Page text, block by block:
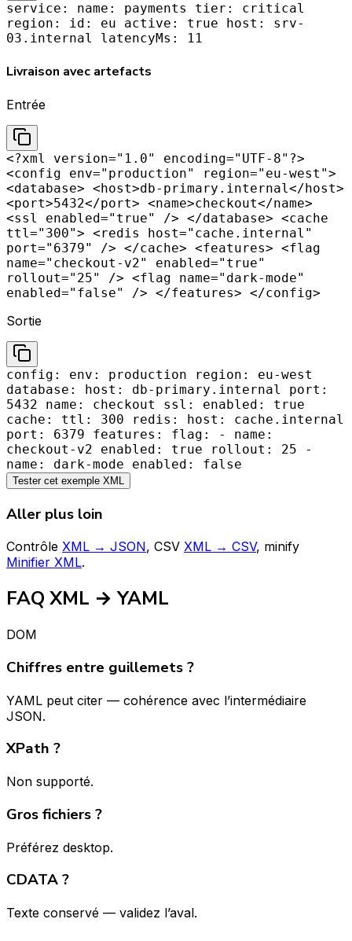
service: name: payments tier: critical
region: id: eu active: true host: srv-
03.internal latencyMs: 11
Livraison avec artefacts
Entrée
<?xml version="1.0" encoding="UTF-8"?>
<config env="production" region="eu-west">
<database> <host>db-primary.internal</host>
<port>5432</port> <name>checkout</name>
<ssl enabled="true" /> </database> <cache
ttl="300"> <redis host="cache.internal"
port="6379" /> </cache> <features> <flag
name="checkout-v2" enabled="true"
rollout="25" /> <flag name="dark-mode"
enabled="false" /> </features> </config>
Sortie
config: env: production region: eu-west
database: host: db-primary.internal port:
5432 name: checkout ssl: enabled: true
cache: ttl: 300 redis: host: cache.internal
port: 6379 features: flag: - name:
checkout-v2 enabled: true rollout: 25 -
name: dark-mode enabled: false
Tester cet exemple XML
Aller plus loin
Contrôle XML → JSON, CSV XML → CSV, minify
Minifier XML.
FAQ XML → YAML
DOM
Chiffres entre guillemets ?
YAML peut citer — cohérence avec l’intermédiaire
JSON.
XPath ?
Non supporté.
Gros fichiers ?
Préférez desktop.
CDATA ?
Texte conservé — validez l’aval.